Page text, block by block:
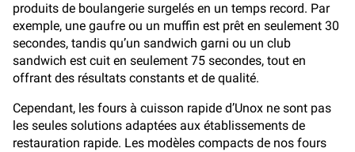
produits de boulangerie surgelés en un temps record. Par
exemple, une gaufre ou un muffin est prêt en seulement 30
secondes, tandis qu’un sandwich garni ou un club
sandwich est cuit en seulement 75 secondes, tout en
offrant des résultats constants et de qualité.
Cependant, les fours à cuisson rapide d’Unox ne sont pas
les seules solutions adaptées aux établissements de
restauration rapide. Les modèles compacts de nos fours